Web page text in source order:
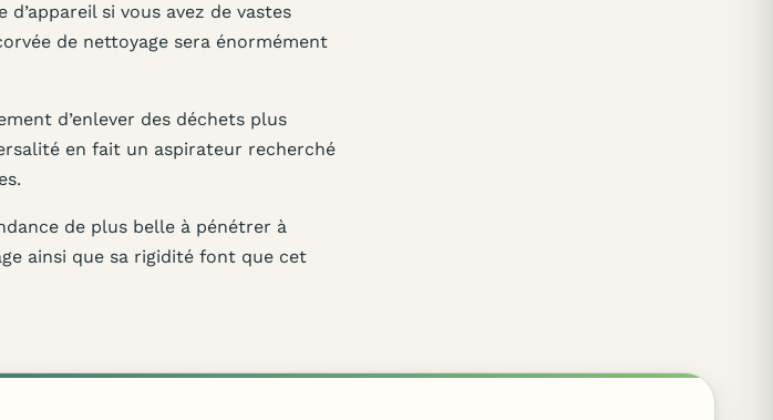
si vous avez de vastes
de nettoyage sera énormément
d’enlever des déchets plus
en fait un aspirateur recherché
de plus belle à pénétrer à
ainsi que sa rigidité font que cet